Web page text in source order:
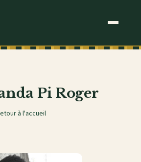
Pi Roger
à l'accueil